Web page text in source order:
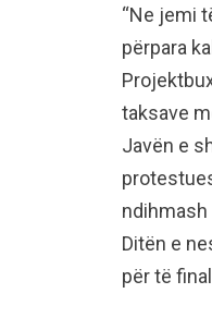
“Ne jemi
përpara
taksave
Javën e
ndihmash
Ditën e
për të